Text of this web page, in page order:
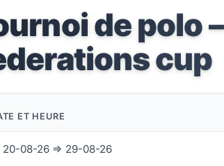
de polo –
cup
ET HEURE
20-08-26 ⇒ 29-08-26